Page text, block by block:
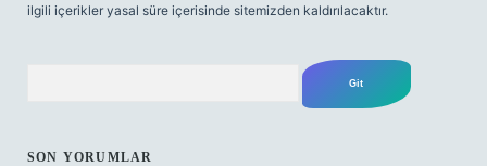
ilgili içerikler yasal süre içerisinde sitemizden kaldırılacaktır.
SON YORUMLAR